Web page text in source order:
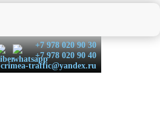
+7 978 020 90 30
+7 978 020 90 40
crimea-traffic@yandex.ru